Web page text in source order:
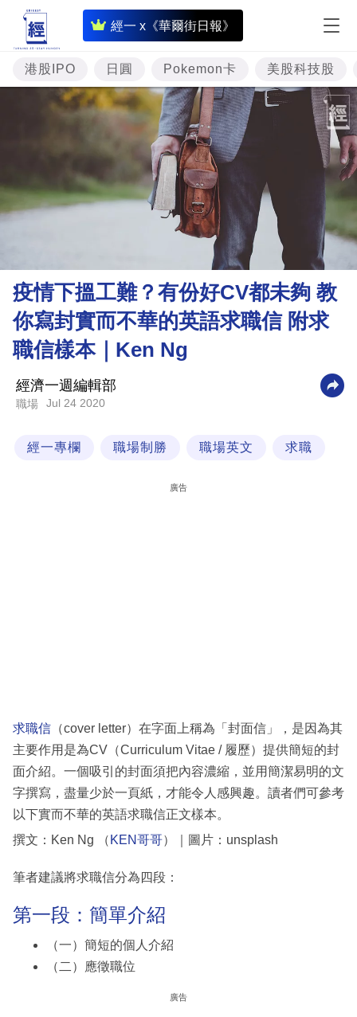
經一 x《華爾街日報》
即
時
財
經
專
資
理
財
商
科
技
港股IPO 日圓 Pokemon卡 美股科技股
疫情下搵工難？有份好CV都未夠 教
你寫封實而不華的英語求職信 附求
職信樣本｜Ken Ng
經濟一週編輯部
職場 Jul 24 2020
經一專欄 職場制勝 職場英文 求職
廣告
求職信 （cover letter）在字面上稱為「封面信」，是因為其
主要作用是為CV（Curriculum Vitae / 履歷）提供簡短的封
面介紹。一個吸引的封面須把內容濃縮，並用簡潔易明的文
字撰寫，盡量少於一頁紙，才能令人感興趣。讀者們可參考
以下實而不華的英語求職信正文樣本。
撰文：Ken Ng （ KEN哥哥）｜圖片：unsplash
筆者建議將求職信分為四段：
第一段：簡單介紹
（一）簡短的個人介紹
（二）應徵職位
廣告